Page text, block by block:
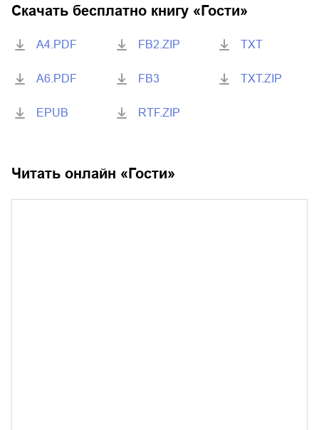
Скачать бесплатно книгу « Гости»
A4.PDF
A6.PDF
EPUB
FB2.ZIP
FB3
RTF.ZIP
TXT
TXT.ZIP
Читать онлайн « Гости»